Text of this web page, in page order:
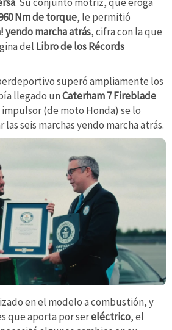
Nm de torque, le permitió
yendo marcha atrás, cifra con la que
del Libro de los Récords
superó ampliamente los
llegado unCaterham 7 Fireblade
impulsor (de moto Honda) se lo
seis marchas yendo marcha atrás.
en el modelo a combustión, y
que aporta por sereléctrico, el